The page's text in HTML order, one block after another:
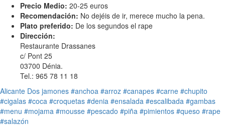
Precio Medio: 20-25 euros
Recomendación: No dejéis de ir, merece mucho la pena.
Plato preferido: De los segundos el rape
Dirección:
Restaurante Drassanes
c/ Pont 25
03700 Dénia.
Tel.: 965 78 11 18
Alicante Dos jamones #anchoa #arroz #canapes #carne #chupito
#cigalas #coca #croquetas #denia #ensalada #escalibada #gambas
#menu #mojama #mousse #pescado #piña #pimientos #queso #rape
#salazón